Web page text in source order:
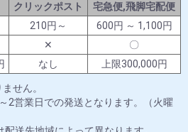
クリックポスト
宅急便,飛脚宅配便
210円～
600円 ～ 1,100円
✕
〇
なし 上限300,000円
せん。
2営業日での発送となります。（火曜